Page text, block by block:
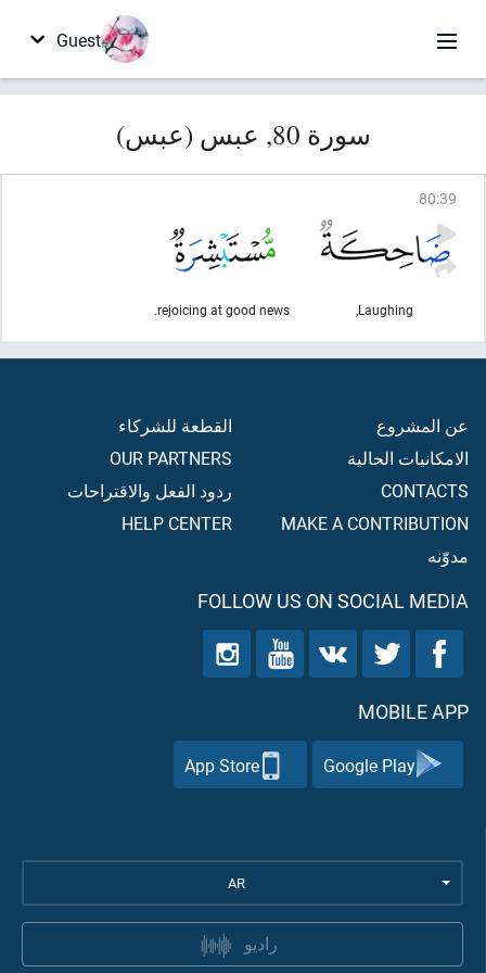
Guest
سورة 80, عبس (عبس)
80:39
Laughing,
rejoicing at good news.
عن المشروع
الامكانيات الحالية
CONTACTS
MAKE A CONTRIBUTION
مدوّنه
القطعة للشركاء
OUR PARTNERS
ردود الفعل والاقتراحات
HELP CENTER
FOLLOW US ON SOCIAL MEDIA
MOBILE APP
Google Play
App Store
AR
راديو